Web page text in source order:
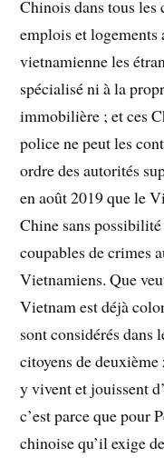
Chinois dans tous
emplois et logements
vietnamienne les
spécialisé ni à la
immobilière ; et ces
police ne peut les
ordre des autorités
en août 2019 que le
Chine sans
coupables de crimes
Vietnamiens. Que
Vietnam est déjà
sont considérés dans
citoyens de
y vivent et jouissent
c’est parce que pour
chinoise qu’il exige